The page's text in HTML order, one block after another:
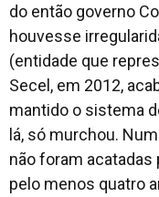
do então governo
houvesse
(entidade que
Secel, em 2012,
mantido o sistema
lá, só murchou.
não foram
pelo menos quatro